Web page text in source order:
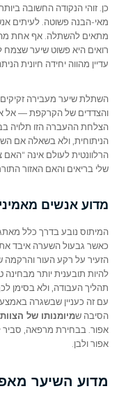
כן. זוהי הנקודה החשובה
מאי‑הבנה פשוטה. לעיתים
מתאים להשתלה. אף אחת
רואים היא פשוט שיער שצמח
עדיין מהווה יחידה חיונית
השתלת שיער מעבירה
והצדדים של הקרקפת — אל
הצלחת ההעברה הזו תלויה
הניתוחית, ולא בשאלה אם
הרלוונטית לעולם אינה
שלי בריאים והאם האזור
מדוע אנשים
המיתוס נובע בדרך כלל
כאשר גבעול השערה איבד את
הזעיר על רקע העור והרקמה
להיות תובענית יותר
תהליך העבודה, ולא בסימן
עם זה כעניין שבשגרה
הסיבה שמיומנותו של
אפור. בבחירת מרפאה, סביר
אפור ולבן.
מדוע השיער